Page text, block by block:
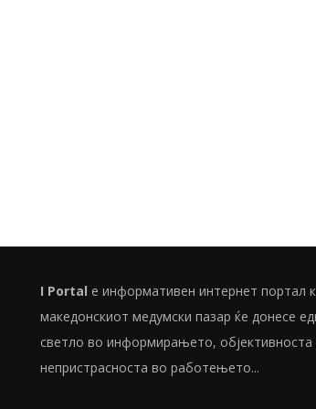
I Portal е информативен интернет портал
македонскиот медумски пазар ќе донесе
светло во информирањето, објективноста
непристрасноста во работењето...